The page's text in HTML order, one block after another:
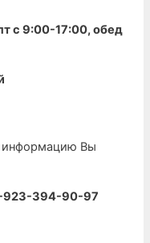
с 9:00-17:00, обед
Вы
923-394-90-97